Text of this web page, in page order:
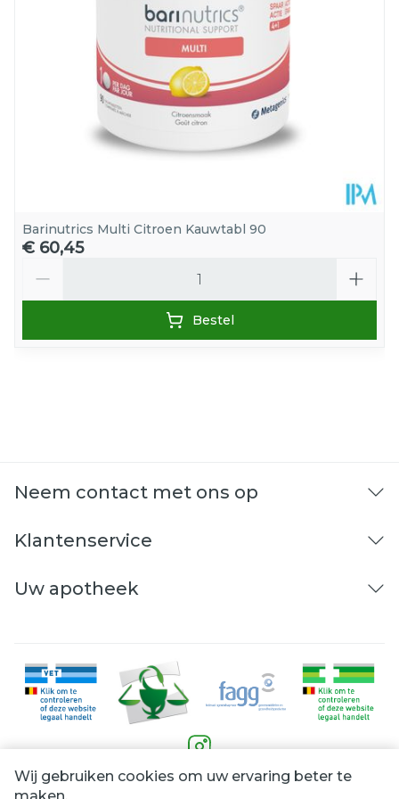
Wij gebruiken cookies om uw ervaring beter te
Kamertemperatuur (15°C -
Barinutrics Multi Citroen Kauwtabl 90
€ 60,45
Bestel
Neem contact met ons op
Klantenservice
Uw apotheek
Juridische links